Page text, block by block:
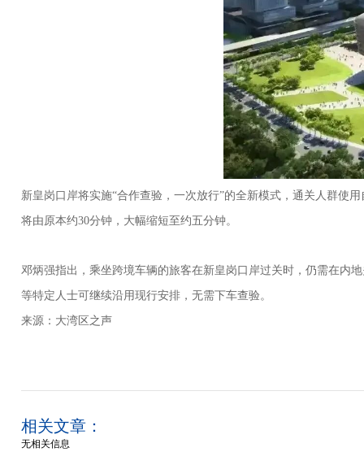
新皇岗口岸将实施“合作查验，一次放行”的全新模式，通关人群使
将由原本约30分钟，大幅缩短至约五分钟。
邓炳强指出 ，乘坐跨境车辆的旅客在新皇岗口岸过关时，仍需在内
等特定人士可继续沿用现行安排， 无需下车查验。
来源：大湾区之声
相关文章：
无相关信息